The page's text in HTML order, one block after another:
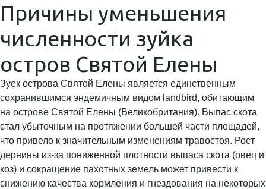
Причины уменьшения
численности зуйка
остров Святой Елены
Зуек острова Святой Елены является единственным
сохранившимся эндемичным видом landbird, обитающим
на острове Святой Елены (Великобритания). Выпас скота
стал убыточным на протяжении большей части площадей,
что привело к значительным изменениям травостоя. Рост
дернины из-за пониженной плотности выпаса скота (овец и
коз) и сокращение пахотных земель может привести к
снижению качества кормления и гнездования на некоторых